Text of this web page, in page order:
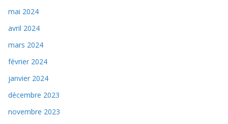
mai 2024
avril 2024
mars 2024
février 2024
janvier 2024
décembre 2023
novembre 2023